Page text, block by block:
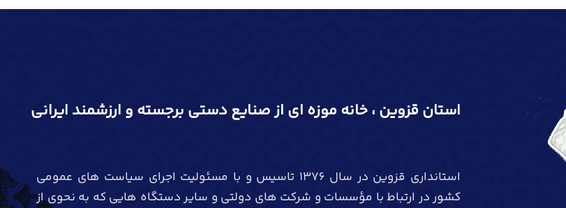
استان قزوین ، خانه موزه ای از صنایع دستی برجسته و ارزشمند ایرانی
استانداری قزوین در سال 1376 تاسیس و با مسئولیت اجرای سیاست های عمومی
کشور در ارتباط با مؤسسات و شرکت های دولتی و سایر دستگاه هایی که به نحوی از